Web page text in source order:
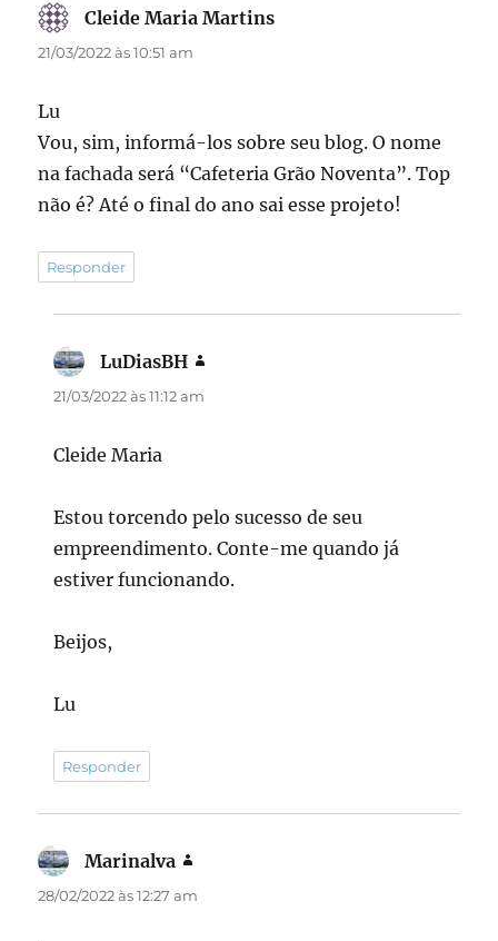
Cleide Maria Martins
21/03/2022 às 10:51 am
Lu
Vou, sim, informá-los sobre seu blog. O nome
na fachada será “Cafeteria Grão Noventa”. Top
não é? Até o final do ano sai esse projeto!
Responder
LuDiasBH
21/03/2022 às 11:12 am
Cleide Maria
Estou torcendo pelo sucesso de seu
empreendimento. Conte-me quando já
estiver funcionando.
Beijos,
Lu
Responder
Marinalva
28/02/2022 às 12:27 am